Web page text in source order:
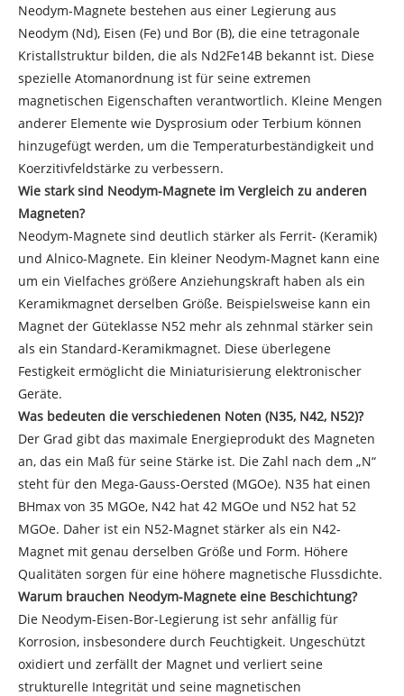
Neodym-Magnete bestehen aus einer Legierung aus
Neodym (Nd), Eisen (Fe) und Bor (B), die eine tetragonale
Kristallstruktur bilden, die als Nd2Fe14B bekannt ist. Diese
spezielle Atomanordnung ist für seine extremen
magnetischen Eigenschaften verantwortlich. Kleine Mengen
anderer Elemente wie Dysprosium oder Terbium können
hinzugefügt werden, um die Temperaturbeständigkeit und
Koerzitivfeldstärke zu verbessern.
Wie stark sind Neodym-Magnete im Vergleich zu anderen
Magneten?
Neodym-Magnete sind deutlich stärker als Ferrit- (Keramik)
und Alnico-Magnete. Ein kleiner Neodym-Magnet kann eine
um ein Vielfaches größere Anziehungskraft haben als ein
Keramikmagnet derselben Größe. Beispielsweise kann ein
Magnet der Güteklasse N52 mehr als zehnmal stärker sein
als ein Standard-Keramikmagnet. Diese überlegene
Festigkeit ermöglicht die Miniaturisierung elektronischer
Geräte.
Was bedeuten die verschiedenen Noten (N35, N42, N52)?
Der Grad gibt das maximale Energieprodukt des Magneten
an, das ein Maß für seine Stärke ist. Die Zahl nach dem „N“
steht für den Mega-Gauss-Oersted (MGOe). N35 hat einen
BHmax von 35 MGOe, N42 hat 42 MGOe und N52 hat 52
MGOe. Daher ist ein N52-Magnet stärker als ein N42-
Magnet mit genau derselben Größe und Form. Höhere
Qualitäten sorgen für eine höhere magnetische Flussdichte.
Warum brauchen Neodym-Magnete eine Beschichtung?
Die Neodym-Eisen-Bor-Legierung ist sehr anfällig für
Korrosion, insbesondere durch Feuchtigkeit. Ungeschützt
oxidiert und zerfällt der Magnet und verliert seine
strukturelle Integrität und seine magnetischen